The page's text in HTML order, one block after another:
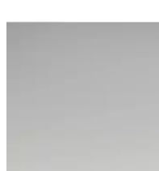
Nişan Buketi Seçimi